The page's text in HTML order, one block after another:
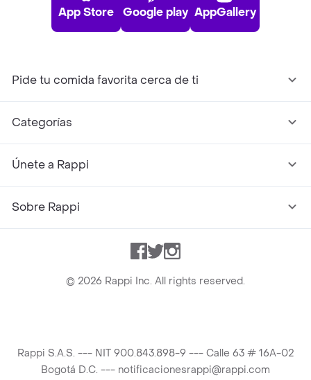
App Store Google play AppGallery
Pide tu comida favorita cerca de ti
Categorías
Únete a Rappi
Sobre Rappi
Facebook
TwitterInstagram
© 2026 Rappi Inc. All rights reserved.
Rappi S.A.S. --- NIT 900.843.898-9 --- Calle 63 # 16A-02
Bogotá D.C. --- notificacionesrappi@rappi.com